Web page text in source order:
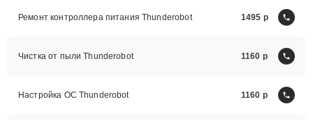
Ремонт контроллера питания Thunderobot 1495
Чистка от пыли Thunderobot 1160
Настройка ОС Thunderobot 1160